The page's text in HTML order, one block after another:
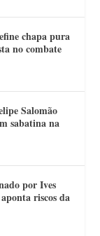
chapa pura
no combate
Salomão
sabatina na
por Ives
riscos da